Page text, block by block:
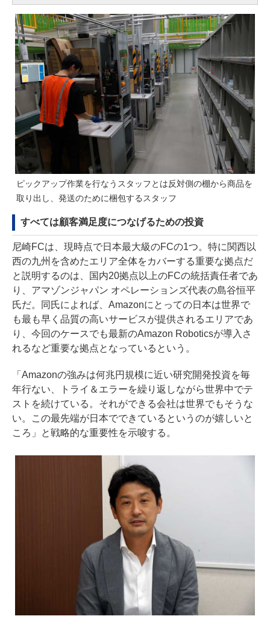
ピックアップ作業を行なうスタッフとは反対側の棚から商品を
取り出し、発送のために梱包するスタッフ
すべては顧客満足度につなげるための投資
尼崎FCは、現時点で日本最大級のFCの1つ。特に関西以
西の九州を含めたエリア全体をカバーする重要な拠点だ
と説明するのは、国内20拠点以上のFCの統括責任者であ
り、アマゾンジャパン オペレーションズ代表の島谷恒平
氏だ。同氏によれば、Amazonにとっての日本は世界で
も最も早く品質の高いサービスが提供されるエリアであ
り、今回のケースでも最新のAmazon Roboticsが導入さ
れるなど重要な拠点となっているという。
「Amazonの強みは何兆円規模に近い研究開発投資を毎
年行ない、トライ＆エラーを繰り返しながら世界中でテ
ストを続けている。それができる会社は世界でもそうな
い。この最先端が日本でできているというのが嬉しいと
ころ」と戦略的な重要性を示唆する。